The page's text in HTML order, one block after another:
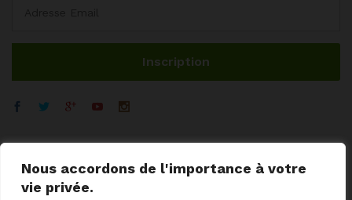
Nous accordons de l'importance à votre
vie privée.